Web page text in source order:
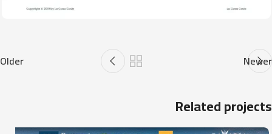
Newer
Older
Related projects